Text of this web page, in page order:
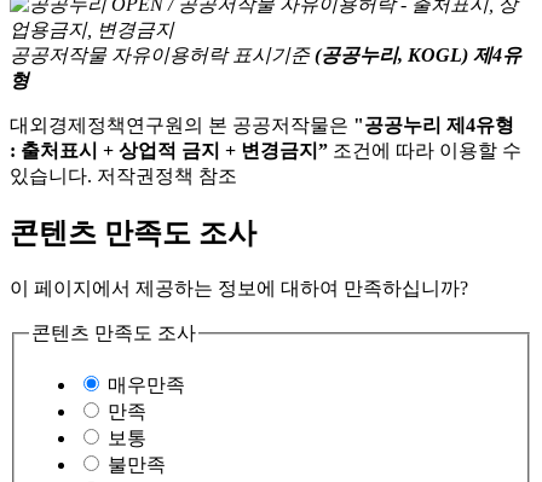
공공저작물 자유이용허락 표시기준 (공공누리, KOGL) 제4유
형
대외경제정책연구원의 본 공공저작물은 "공공누리 제4유형
: 출처표시 + 상업적 금지 + 변경금지” 조건에 따라 이용할 수
있습니다. 저작권정책 참조
콘텐츠 만족도 조사
이 페이지에서 제공하는 정보에 대하여 만족하십니까?
콘텐츠 만족도 조사
매우만족
만족
보통
불만족